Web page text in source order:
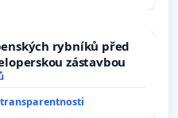
rybníků před
zástavbou